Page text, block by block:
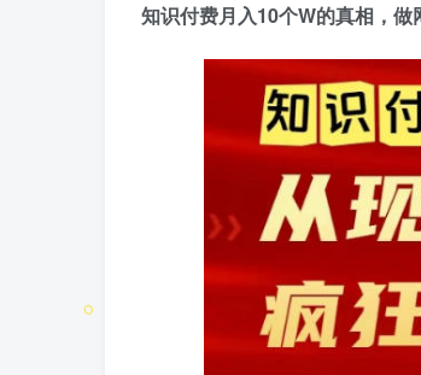
知识付费月入10个W的真相，做